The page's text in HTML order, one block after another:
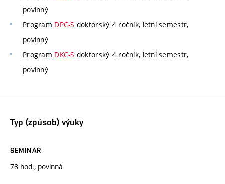
povinný
Program DPC-S doktorský 4 ročník, letní semestr,
povinný
Program DKC-S doktorský 4 ročník, letní semestr,
povinný
Typ (způsob) výuky
SEMINÁŘ
78 hod., povinná